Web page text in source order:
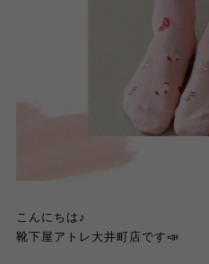
こんにちは♪
靴下屋アトレ大井町店です📣